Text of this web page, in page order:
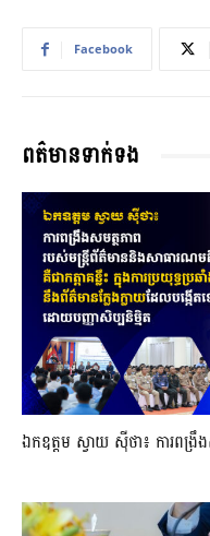
Facebook
ពត៌មានទាក់ទង
ឯកឧត្តម ស្វាយ ស៊ីថា៖ ការពង្រឹ